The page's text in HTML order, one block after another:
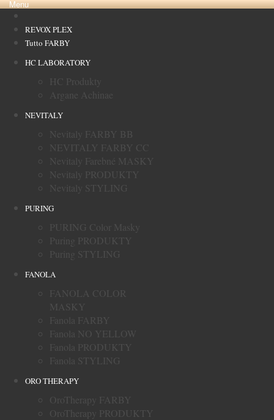
Menu
REVOX PLEX
Tutto FARBY
HC LABORATORY
HC Produkty
Argane Achinae
NEVITALY
Nevitaly FARBY BB
NEVITALY FARBY CC
Nevitaly Farebné MASKY
Nevitaly PRODUKTY
Nevitaly STYLING
PURING
PURING Color Masky
Puring PRODUKTY
Puring STYLING
FANOLA
FANOLA COLOR
MASKY
Fanola FARBY
Fanola NO YELLOW
Fanola PRODUKTY
Fanola STYLING
ORO THERAPY
OroTherapy FARBY
OroTherapy PRODUKTY